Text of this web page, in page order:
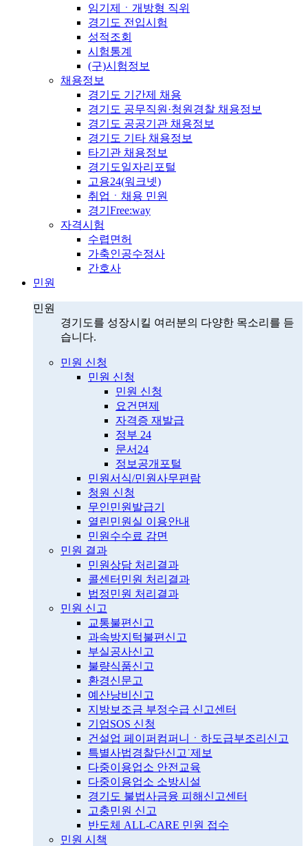
임기제ㆍ개방형 직위
경기도 전입시험
성적조회
시험통계
(구)시험정보
채용정보
경기도 기간제 채용
경기도 공무직원·청원경찰 채용정보
경기도 공공기관 채용정보
경기도 기타 채용정보
타기관 채용정보
경기도일자리포털
고용24(워크넷)
취업ㆍ채용 민원
경기Free:way
자격시험
수렵면허
가축인공수정사
간호사
민원
민원
경기도를 성장시킬 여러분의 다양한 목소리를 듣
습니다.
민원 신청
민원 신청
민원 신청
요건면제
자격증 재발급
정부 24
문서24
정보공개포털
민원서식/민원사무편람
청원 신청
무인민원발급기
열린민원실 이용안내
민원수수료 감면
민원 결과
민원상담 처리결과
콜센터민원 처리결과
법정민원 처리결과
민원 신고
교통불편신고
과속방지턱불편신고
부실공사신고
불량식품신고
환경신문고
예산낭비신고
지방보조금 부정수급 신고센터
기업SOS 신청
건설업 페이퍼컴퍼니ㆍ하도급부조리신고
특별사법경찰단신고˙제보
다중이용업소 안전교육
다중이용업소 소방시설
경기도 불법사금융 피해신고센터
고충민원 신고
반도체 ALL-CARE 민원 접수
민원 시책